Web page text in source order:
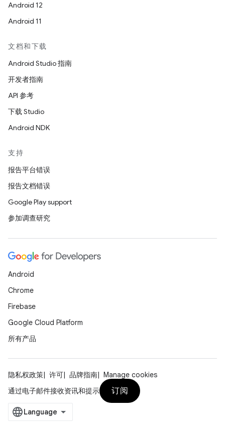
Android 12
Android 11
文档和下载
Android Studio 指南
开发者指南
API 参考
下载 Studio
Android NDK
支持
报告平台错误
报告文档错误
Google Play support
参加调查研究
Android
Chrome
Firebase
Google Cloud Platform
所有产品
隐私权政策 许可 品牌指南
Manage cookies
通过电子邮件接收资讯和提示
订阅